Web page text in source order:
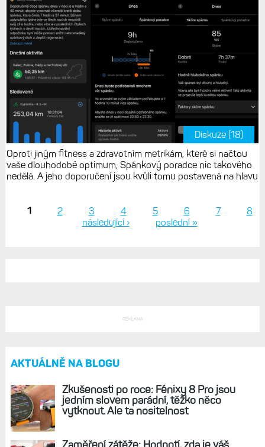
Diskuze (18)
Oproti jiným fitness a zdravotním metrikám, které si načtou
vaše dlouhodobé optimum, Spánkový poradce nic takového
nedělá. A jeho doporučení jsou kvůli tomu postavená na hlavu
1 2 3 4 5 6 7
8
následující ›
poslední »